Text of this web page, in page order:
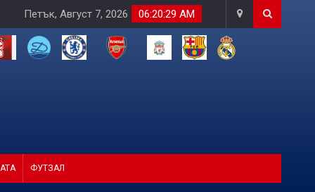
06:20:31 AM
Петък, Август 7, 2026
ФУТЗАЛ